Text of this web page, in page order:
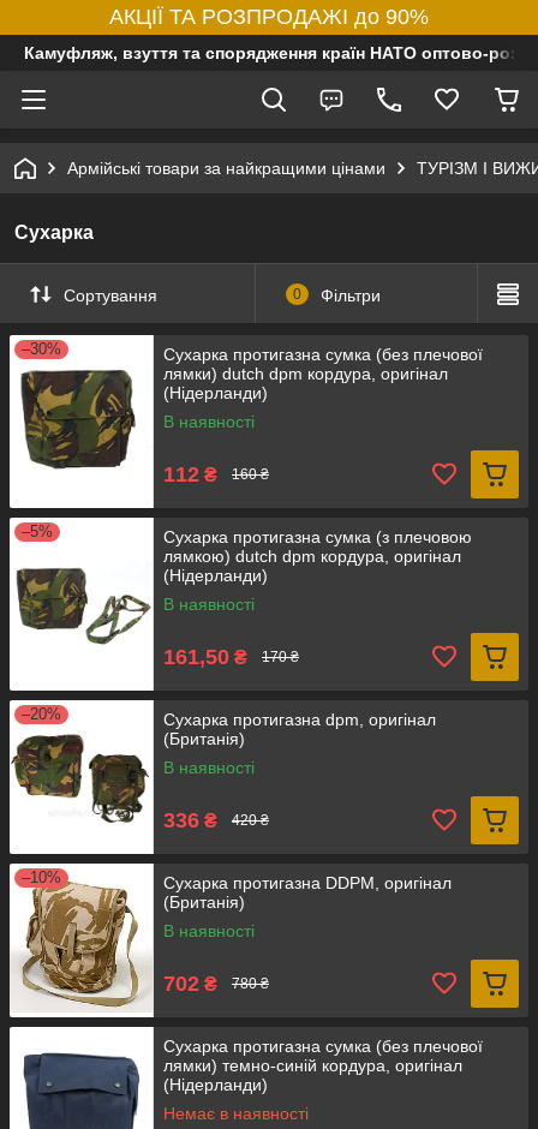
АКЦІЇ ТА РОЗПРОДАЖІ до 90%
Камуфляж, взуття та спорядження країн НАТО оптово-
Армійські товари за найкращими цінами ТУРІЗМ І
Сухарка
Сортування 0 Фільтри
–30%
Сухарка протигазна сумка (без плечової
лямки) dutch dpm кордура, оригінал
(Нідерланди)
В наявності
112 ₴ 160 ₴
–5%
Сухарка протигазна сумка (з плечовою
лямкою) dutch dpm кордура, оригінал
(Нідерланди)
В наявності
161,50 ₴ 170 ₴
–20%
Сухарка протигазна dpm, оригінал
(Британія)
В наявності
336 ₴ 420 ₴
–10%
Сухарка протигазна DDPM, оригінал
(Британія)
В наявності
702 ₴ 780 ₴
Сухарка протигазна сумка (без плечової
лямки) темно-синій кордура, оригінал
(Нідерланди)
Немає в наявності